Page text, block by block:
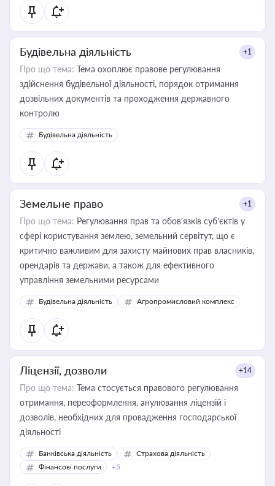
статусу суб'єктів оціночної діяльності
Будівельна діяльність +1
Про що тема: Тема охоплює правове регулювання
здійснення будівельної діяльності, порядок отримання
дозвільних документів та проходження державного
контролю
Будівельна діяльність
Земельне право +1
Про що тема: Регулювання прав та обов’язків суб’єктів у
сфері користування землею, земельний сервітут, що є
критично важливим для захисту майнових прав власників,
орендарів та держави, а також для ефективного
управління земельними ресурсами
Будівельна діяльність Агропромисловий комплекс
Ліцензії, дозволи +14
Про що тема: Тема стосується правового регулювання
отримання, переоформлення, анулювання ліцензій і
дозволів, необхідних для провадження господарської
діяльності
Банківська діяльність
Страхова діяльність
Фінансові послуги
+5